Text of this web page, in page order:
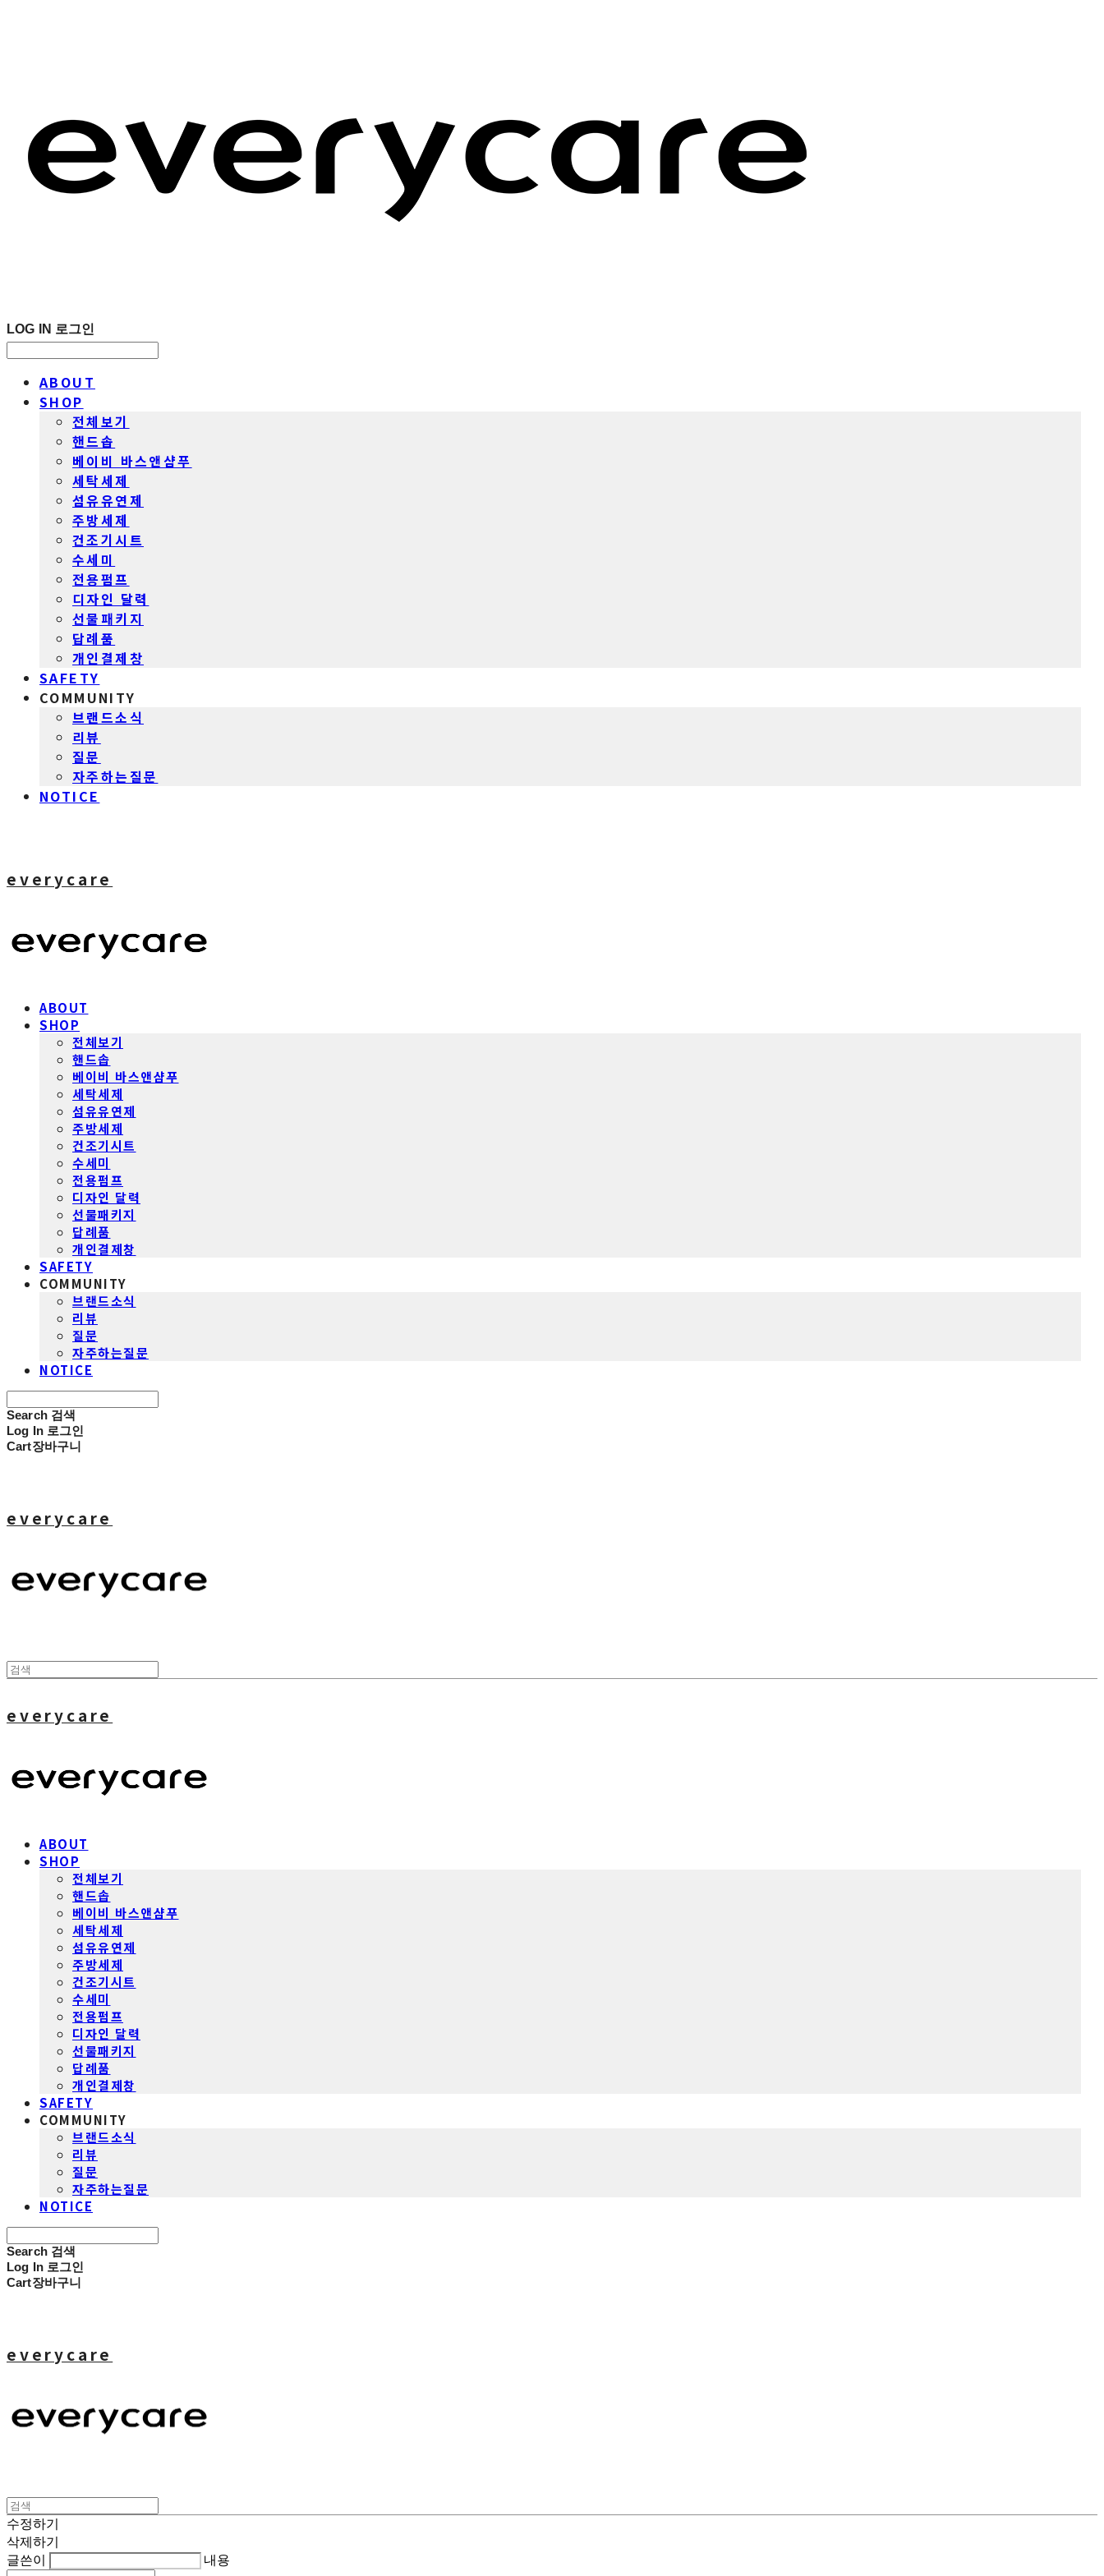
LOG IN 로그인
ABOUT
SHOP
전체보기
핸드솝
베이비 바스앤샴푸
세탁세제
섬유유연제
주방세제
건조기시트
수세미
전용펌프
디자인 달력
선물패키지
답례품
개인결제창
SAFETY
COMMUNITY
브랜드소식
리뷰
질문
자주하는질문
NOTICE
everycare
ABOUT
SHOP
전체보기
핸드솝
베이비 바스앤샴푸
세탁세제
섬유유연제
주방세제
건조기시트
수세미
전용펌프
디자인 달력
선물패키지
답례품
개인결제창
SAFETY
COMMUNITY
브랜드소식
리뷰
질문
자주하는질문
NOTICE
Search 검색
Log In 로그인
Cart장바구니
everycare
everycare
ABOUT
SHOP
전체보기
핸드솝
베이비 바스앤샴푸
세탁세제
섬유유연제
주방세제
건조기시트
수세미
전용펌프
디자인 달력
선물패키지
답례품
개인결제창
SAFETY
COMMUNITY
브랜드소식
리뷰
질문
자주하는질문
NOTICE
Search 검색
Log In 로그인
Cart장바구니
everycare
수정하기
삭제하기
글쓴이
내용